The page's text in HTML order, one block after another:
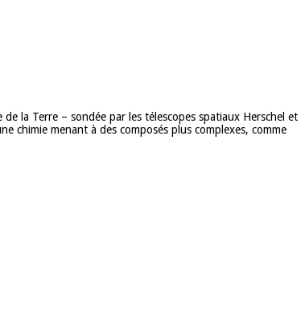
la Terre – sondée par les télescopes spatiaux Herschel et
chimie menant à des composés plus complexes, comme